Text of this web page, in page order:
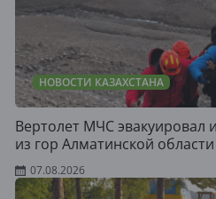
НОВОСТИ КАЗАХСТАНА
Вертолет МЧС эвакуировал
из гор Алматинской области
07.08.2026